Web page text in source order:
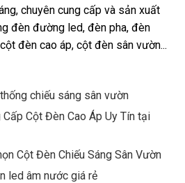
chuyên cung cấp và sản xuất
đèn đường led, đèn pha, đèn
đèn cao áp, cột đèn sân vườn...
chiếu sáng sân vườn
Cấp Cột Đèn Cao Áp Uy Tín tại
Cột Đèn Chiếu Sáng Sân Vườn
led âm nước giá rẻ